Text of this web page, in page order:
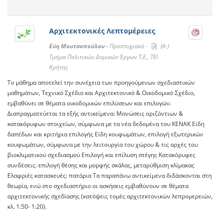
Αρχιτεκτονικές Λεπτομέρειες
Εύη Μουτσοπούλου -Προπτυχιακό -
(A-)
Τμήμα Πολιτικών Δομικών Έργων T.E., ΤΕΙ
Κρήτης
Το μάθημα αποτελεί την συνέχεια των προηγούμενων σχεδιαστικών
μαθημάτων, Τεχνικό Σχέδιο και Αρχιτεκτονικό & Οικοδομικό Σχέδιο,
εμβαθύνει σε θέματα οικοδομικών επιλύσεων και επιλογών.
Διαπραγματεύεται τα εξής αντικείμενα: Μονώσεις οριζόντιων &
κατακόρυφων στοιχείων, σύμφωνα με τα νέα δεδομένα του ΚΕΝΑΚ Είδη
δαπέδων και κριτήρια επιλογής Είδη κουφωμάτων, επιλογή εξωτερικών
κουφωμάτων, σύμφωνα με την λειτουργία του χώρου & τις αρχές του
βιοκλιματικού σχεδιασμού Επιλογή και επίλυση στέγης Κατακόρυφες
συνδέσεις: επιλογή θέσης και μορφής σκάλας, μεταρύθμιση κλίμακας
Ελαφριές κατασκευές: πατάρια Τα παραπάνω αντικείμενα διδάσκονται στη
θεωρία, ενώ στο σχεδιαστήριο οι ασκήσεις εμβαθύνουν σε θέματα
αρχιτεκτονικής σχεδίασης (κατόψεις τομές αρχιτεκτονικών λεπρομερειών,
κλ. 1:50- 1:20).